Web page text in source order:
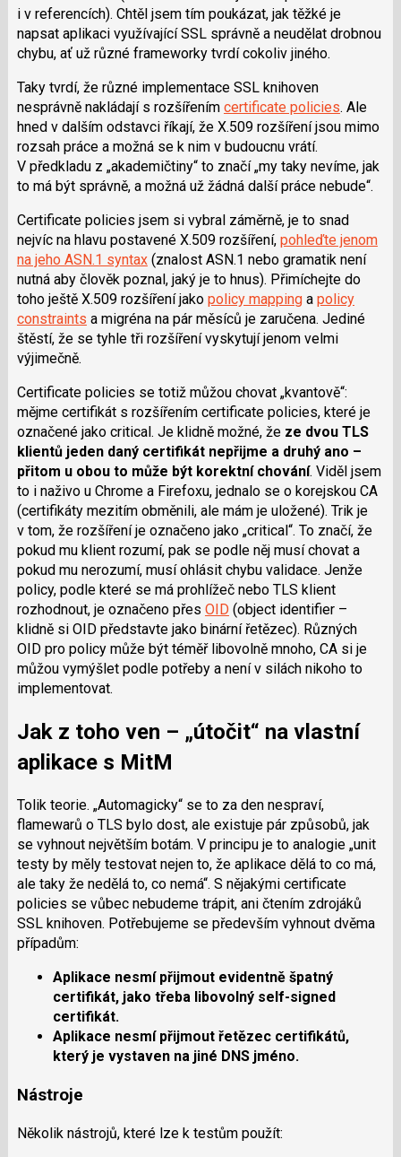
i v referencích). Chtěl jsem tím poukázat, jak těžké je
napsat aplikaci využívající SSL správně a neudělat drobnou
chybu, ať už různé frameworky tvrdí cokoliv jiného.
Taky tvrdí, že různé implementace SSL knihoven
nesprávně nakládají s rozšířením certificate policies. Ale
hned v dalším odstavci říkají, že X.509 rozšíření jsou mimo
rozsah práce a možná se k nim v budoucnu vrátí.
V předkladu z „akademičtiny“ to značí „my taky nevíme, jak
to má být správně, a možná už žádná další práce nebude“.
Certificate policies jsem si vybral záměrně, je to snad
nejvíc na hlavu postavené X.509 rozšíření, pohleďte jenom
na jeho ASN.1 syntax(znalost ASN.1 nebo gramatik není
nutná aby člověk poznal, jaký je to hnus). Přimíchejte do
toho ještě X.509 rozšíření jako policy mappinga policy
constraints a migréna na pár měsíců je zaručena. Jediné
štěstí, že se tyhle tři rozšíření vyskytují jenom velmi
výjimečně.
Certificate policies se totiž můžou chovat „kvantově“:
mějme certifikát s rozšířením certificate policies, které je
označené jako critical. Je klidně možné, že ze dvou TLS
klientů jeden daný certifikát nepřijme a druhý ano –
přitom u obou to může být korektní chování. Viděl jsem
to i naživo u Chrome a Firefoxu, jednalo se o korejskou CA
(certifikáty mezitím obměnili, ale mám je uložené). Trik je
v tom, že rozšíření je označeno jako „critical“. To značí, že
pokud mu klient rozumí, pak se podle něj musí chovat a
pokud mu nerozumí, musí ohlásit chybu validace. Jenže
policy, podle které se má prohlížeč nebo TLS klient
rozhodnout, je označeno přes OID (object identifier –
klidně si OID představte jako binární řetězec). Různých
OID pro policy může být téměř libovolně mnoho, CA si je
můžou vymýšlet podle potřeby a není v silách nikoho to
implementovat.
Jak z toho ven – „útočit“ na vlastní
aplikace s MitM
Tolik teorie. „Automagicky“ se to za den nespraví,
flamewarů o TLS bylo dost, ale existuje pár způsobů, jak
se vyhnout největším botám. V principu je to analogie „unit
testy by měly testovat nejen to, že aplikace dělá to co má,
ale taky že nedělá to, co nemá“. S nějakými certificate
policies se vůbec nebudeme trápit, ani čtením zdrojáků
SSL knihoven. Potřebujeme se především vyhnout dvěma
případům:
Aplikace nesmí přijmout evidentně špatný
certifikát, jako třeba libovolný self-signed
certifikát.
Aplikace nesmí přijmout řetězec certifikátů,
který je vystaven na jiné DNS jméno.
Nástroje
Několik nástrojů, které lze k testům použít: